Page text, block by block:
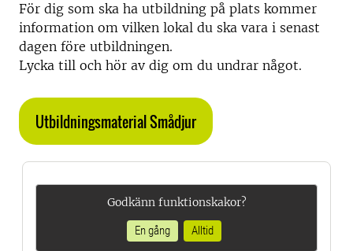
För dig som ska ha utbildning på plats kommer
information om vilken lokal du ska vara i senast
dagen före utbildningen.
Lycka till och hör av dig om du undrar något.
Utbildningsmaterial Smådjur
Godkänn funktionskakor?
En gång
Alltid